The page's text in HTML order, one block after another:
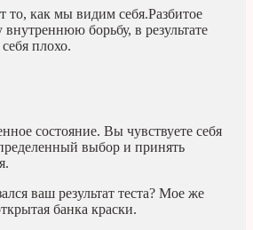
то, как мы видим себя.Разбитое
борьбу, в результате
плохо.
состояние. Вы чувствуете себя
выбор и принять
ваш результат теста? Мое же
банка краски.